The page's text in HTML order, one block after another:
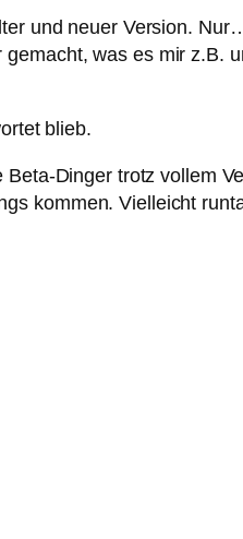
und neuer Version.
was es mir z.B.
blieb.
Dinger trotz vollem
kommen. Vielleicht